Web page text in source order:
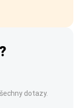
dotazy.